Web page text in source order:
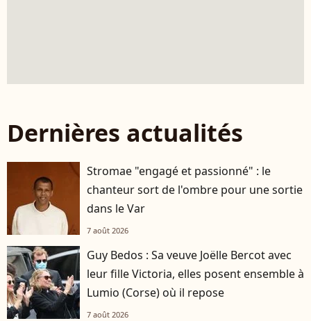
Dernières actualités
Stromae "engagé et passionné" : le
chanteur sort de l'ombre pour une sortie
dans le Var
7 août 2026
Guy Bedos : Sa veuve Joëlle Bercot avec
leur fille Victoria, elles posent ensemble à
Lumio (Corse) où il repose
7 août 2026